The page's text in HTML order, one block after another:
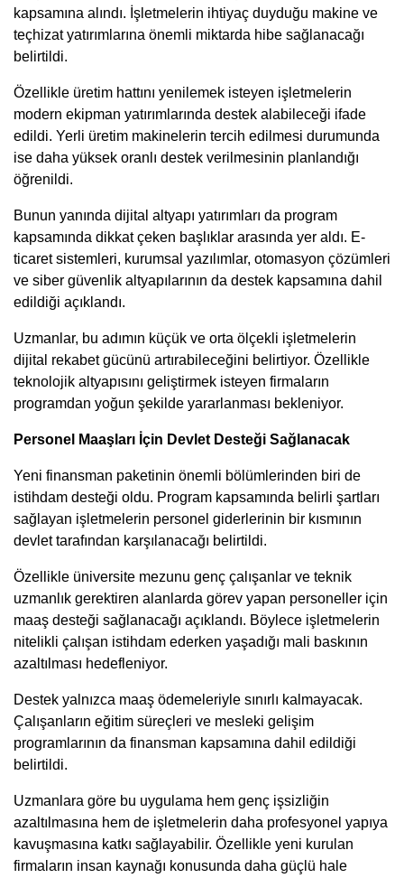
kapsamına alındı. İşletmelerin ihtiyaç duyduğu makine ve
teçhizat yatırımlarına önemli miktarda hibe sağlanacağı
belirtildi.
Özellikle üretim hattını yenilemek isteyen işletmelerin
modern ekipman yatırımlarında destek alabileceği ifade
edildi. Yerli üretim makinelerin tercih edilmesi durumunda
ise daha yüksek oranlı destek verilmesinin planlandığı
öğrenildi.
Bunun yanında dijital altyapı yatırımları da program
kapsamında dikkat çeken başlıklar arasında yer aldı. E-
ticaret sistemleri, kurumsal yazılımlar, otomasyon çözümleri
ve siber güvenlik altyapılarının da destek kapsamına dahil
edildiği açıklandı.
Uzmanlar, bu adımın küçük ve orta ölçekli işletmelerin
dijital rekabet gücünü artırabileceğini belirtiyor. Özellikle
teknolojik altyapısını geliştirmek isteyen firmaların
programdan yoğun şekilde yararlanması bekleniyor.
Personel Maaşları İçin Devlet Desteği Sağlanacak
Yeni finansman paketinin önemli bölümlerinden biri de
istihdam desteği oldu. Program kapsamında belirli şartları
sağlayan işletmelerin personel giderlerinin bir kısmının
devlet tarafından karşılanacağı belirtildi.
Özellikle üniversite mezunu genç çalışanlar ve teknik
uzmanlık gerektiren alanlarda görev yapan personeller için
maaş desteği sağlanacağı açıklandı. Böylece işletmelerin
nitelikli çalışan istihdam ederken yaşadığı mali baskının
azaltılması hedefleniyor.
Destek yalnızca maaş ödemeleriyle sınırlı kalmayacak.
Çalışanların eğitim süreçleri ve mesleki gelişim
programlarının da finansman kapsamına dahil edildiği
belirtildi.
Uzmanlara göre bu uygulama hem genç işsizliğin
azaltılmasına hem de işletmelerin daha profesyonel yapıya
kavuşmasına katkı sağlayabilir. Özellikle yeni kurulan
firmaların insan kaynağı konusunda daha güçlü hale